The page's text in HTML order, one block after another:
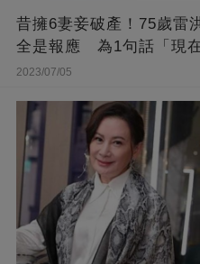
昔擁6妻妾破產！75歲雷
全是報應 為1句話「現
2023/07/05